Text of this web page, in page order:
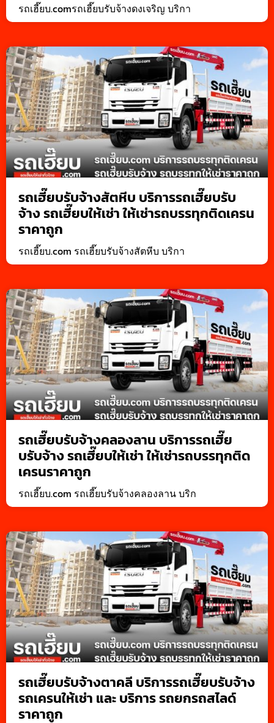
รถเฮี๊ยบ.comรถเฮี๊ยบรับจ้างดงเจริญ บริกา
รถเฮี๊ยบรับจ้างสัตหีบ บริการรถเฮี๊ยบรับ
จ้าง รถเฮี๊ยบให้เช่า ให้เช่ารถบรรทุกติดเครน
ราคาถูก
รถเฮี๊ยบ.com รถเฮี๊ยบรับจ้างสัตหีบ บริกา
รถเฮี๊ยบรับจ้างคลองลาน บริการรถเฮี๊ย
บรับจ้าง รถเฮี๊ยบให้เช่า ให้เช่ารถบรรทุกติด
เครนราคาถูก
รถเฮี๊ยบ.com รถเฮี๊ยบรับจ้างคลองลาน บริก
รถเฮี๊ยบรับจ้างตาคลี บริการรถเฮี๊ยบรับจ้าง
รถเครนให้เช่า และ บริการ รถยกรถสไลด์
ราคาถูก